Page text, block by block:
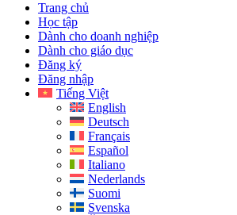
Trang chủ
Học tập
Dành cho doanh nghiệp
Dành cho giáo dục
Đăng ký
Đăng nhập
Tiếng Việt
English
Deutsch
Français
Español
Italiano
Nederlands
Suomi
Svenska